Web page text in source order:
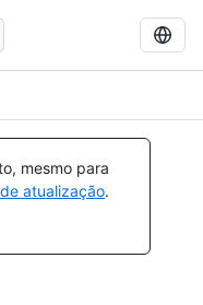
mesmo para
atualização.